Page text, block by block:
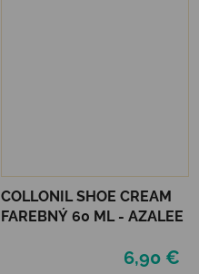
COLLONIL SHOE CREAM
FAREBNÝ 60 ML - AZALEE
6,90 €